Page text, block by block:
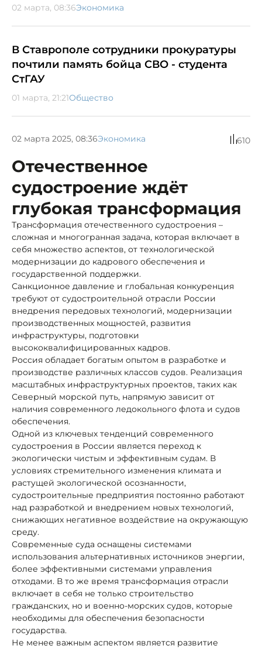
02 марта, 08:36Экономика
В Ставрополе сотрудники прокуратуры
почтили память бойца СВО - студента
СтГАУ
01 марта, 21:21Общество
02 марта 2025, 08:36Экономика 610
Отечественное
судостроение ждёт
глубокая трансформация
Трансформация отечественного судостроения –
сложная и многогранная задача, которая включает в
себя множество аспектов, от технологической
модернизации до кадрового обеспечения и
государственной поддержки.
Санкционное давление и глобальная конкуренция
требуют от судостроительной отрасли России
внедрения передовых технологий, модернизации
производственных мощностей, развития
инфраструктуры, подготовки
высококвалифицированных кадров.
Россия обладает богатым опытом в разработке и
производстве различных классов судов. Реализация
масштабных инфраструктурных проектов, таких как
Северный морской путь, напрямую зависит от
наличия современного ледокольного флота и судов
обеспечения.
Одной из ключевых тенденций современного
судостроения в России является переход к
экологически чистым и эффективным судам. В
условиях стремительного изменения климата и
растущей экологической осознанности,
судостроительные предприятия постоянно работают
над разработкой и внедрением новых технологий,
снижающих негативное воздействие на окружающую
среду.
Современные суда оснащены системами
использования альтернативных источников энергии,
более эффективными системами управления
отходами. В то же время трансформация отрасли
включает в себя не только строительство
гражданских, но и военно-морских судов, которые
необходимы для обеспечения безопасности
государства.
Не менее важным аспектом является развитие